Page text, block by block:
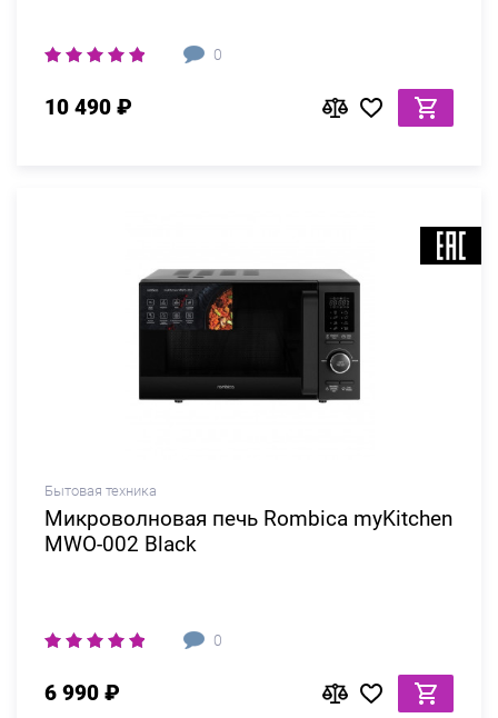
0
10 490 ₽
Бытовая техника
Микроволновая печь Rombica myKitchen
MWO-002 Black
0
6 990 ₽